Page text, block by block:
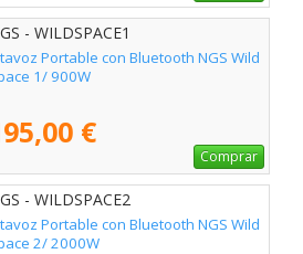
- WILDSPACE1
Portable con Bluetooth NGS Wild
1/ 900W
€
Comprar
- WILDSPACE2
Portable con Bluetooth NGS Wild
2/ 2000W